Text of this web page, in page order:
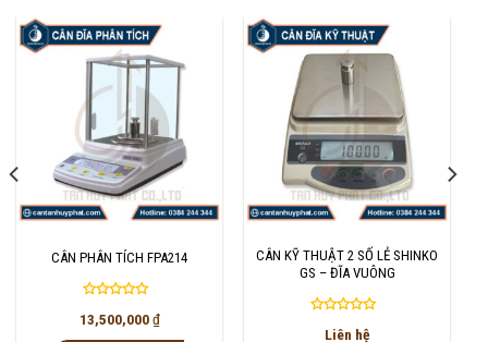
CÂN PHÂN TÍCH FPA214
Được
xếp
13,500,000₫
CÂN KỸ THUẬT 2 SỐ LẺ SHINKO
GS – ĐĨA VUÔNG
Được
Liên hệ